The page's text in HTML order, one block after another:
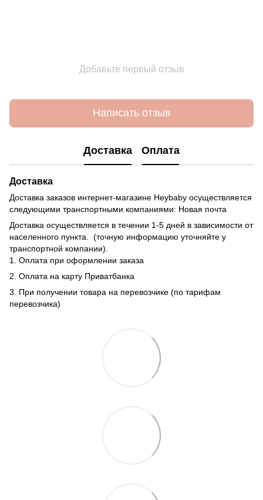
Добавьте первый отзыв
Написать отзыв
Доставка Оплата
Доставка
Доставка заказов интернет-магазине Heybaby осуществляется
следующими транспортными компаниями: Новая почта
Доставка осуществляется в течении 1-5 дней в зависимости от
населенного пункта. (точную информацию уточняйте у
транспортной компании).
1. Оплата при оформлении заказа
2. Оплата на карту Приватбанка
3. При получении товара на перевозчике (по тарифам
перевозчика)